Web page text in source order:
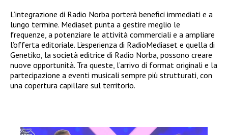
L’integrazione di Radio Norba porterà benefici immediati e a
lungo termine. Mediaset punta a gestire meglio le
frequenze, a potenziare le attività commerciali e a ampliare
l’offerta editoriale. L’esperienza di RadioMediaset e quella di
Genetiko, la società editrice di Radio Norba, possono creare
nuove opportunità. Tra queste, l’arrivo di format originali e la
partecipazione a eventi musicali sempre più strutturati, con
una copertura capillare sul territorio.